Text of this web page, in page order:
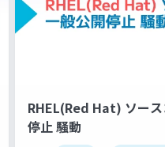
RHEL(Red Hat) ソー
停止 騒動